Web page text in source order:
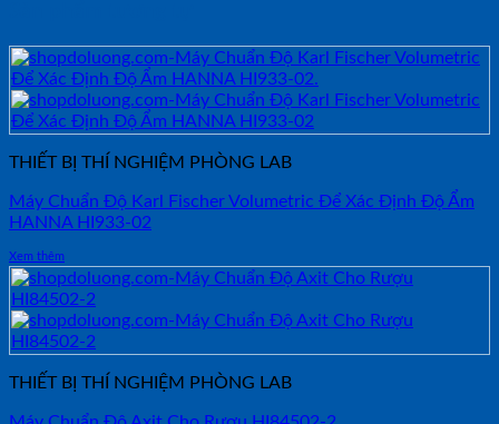
THIẾT BỊ THÍ NGHIỆM PHÒNG LAB
Máy Chuẩn Độ Karl Fischer Volumetric Để Xác Định Độ Ẩm
HANNA HI933-02
Xem thêm
THIẾT BỊ THÍ NGHIỆM PHÒNG LAB